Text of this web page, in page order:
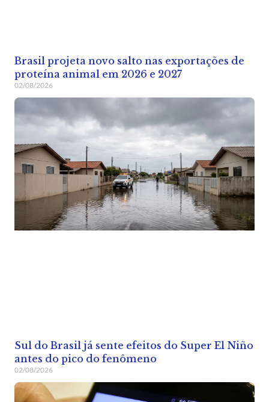
Brasil projeta novo salto nas exportações de
proteína animal em 2026 e 2027
02/08/2026
Sul do Brasil já sente efeitos do Super El Niño
antes do pico do fenômeno
02/08/2026